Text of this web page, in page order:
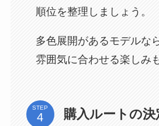
順位を整理しましょう。
多色展開があるモデルな
雰囲気に合わせる楽しみ
STEP 購入ルートの決